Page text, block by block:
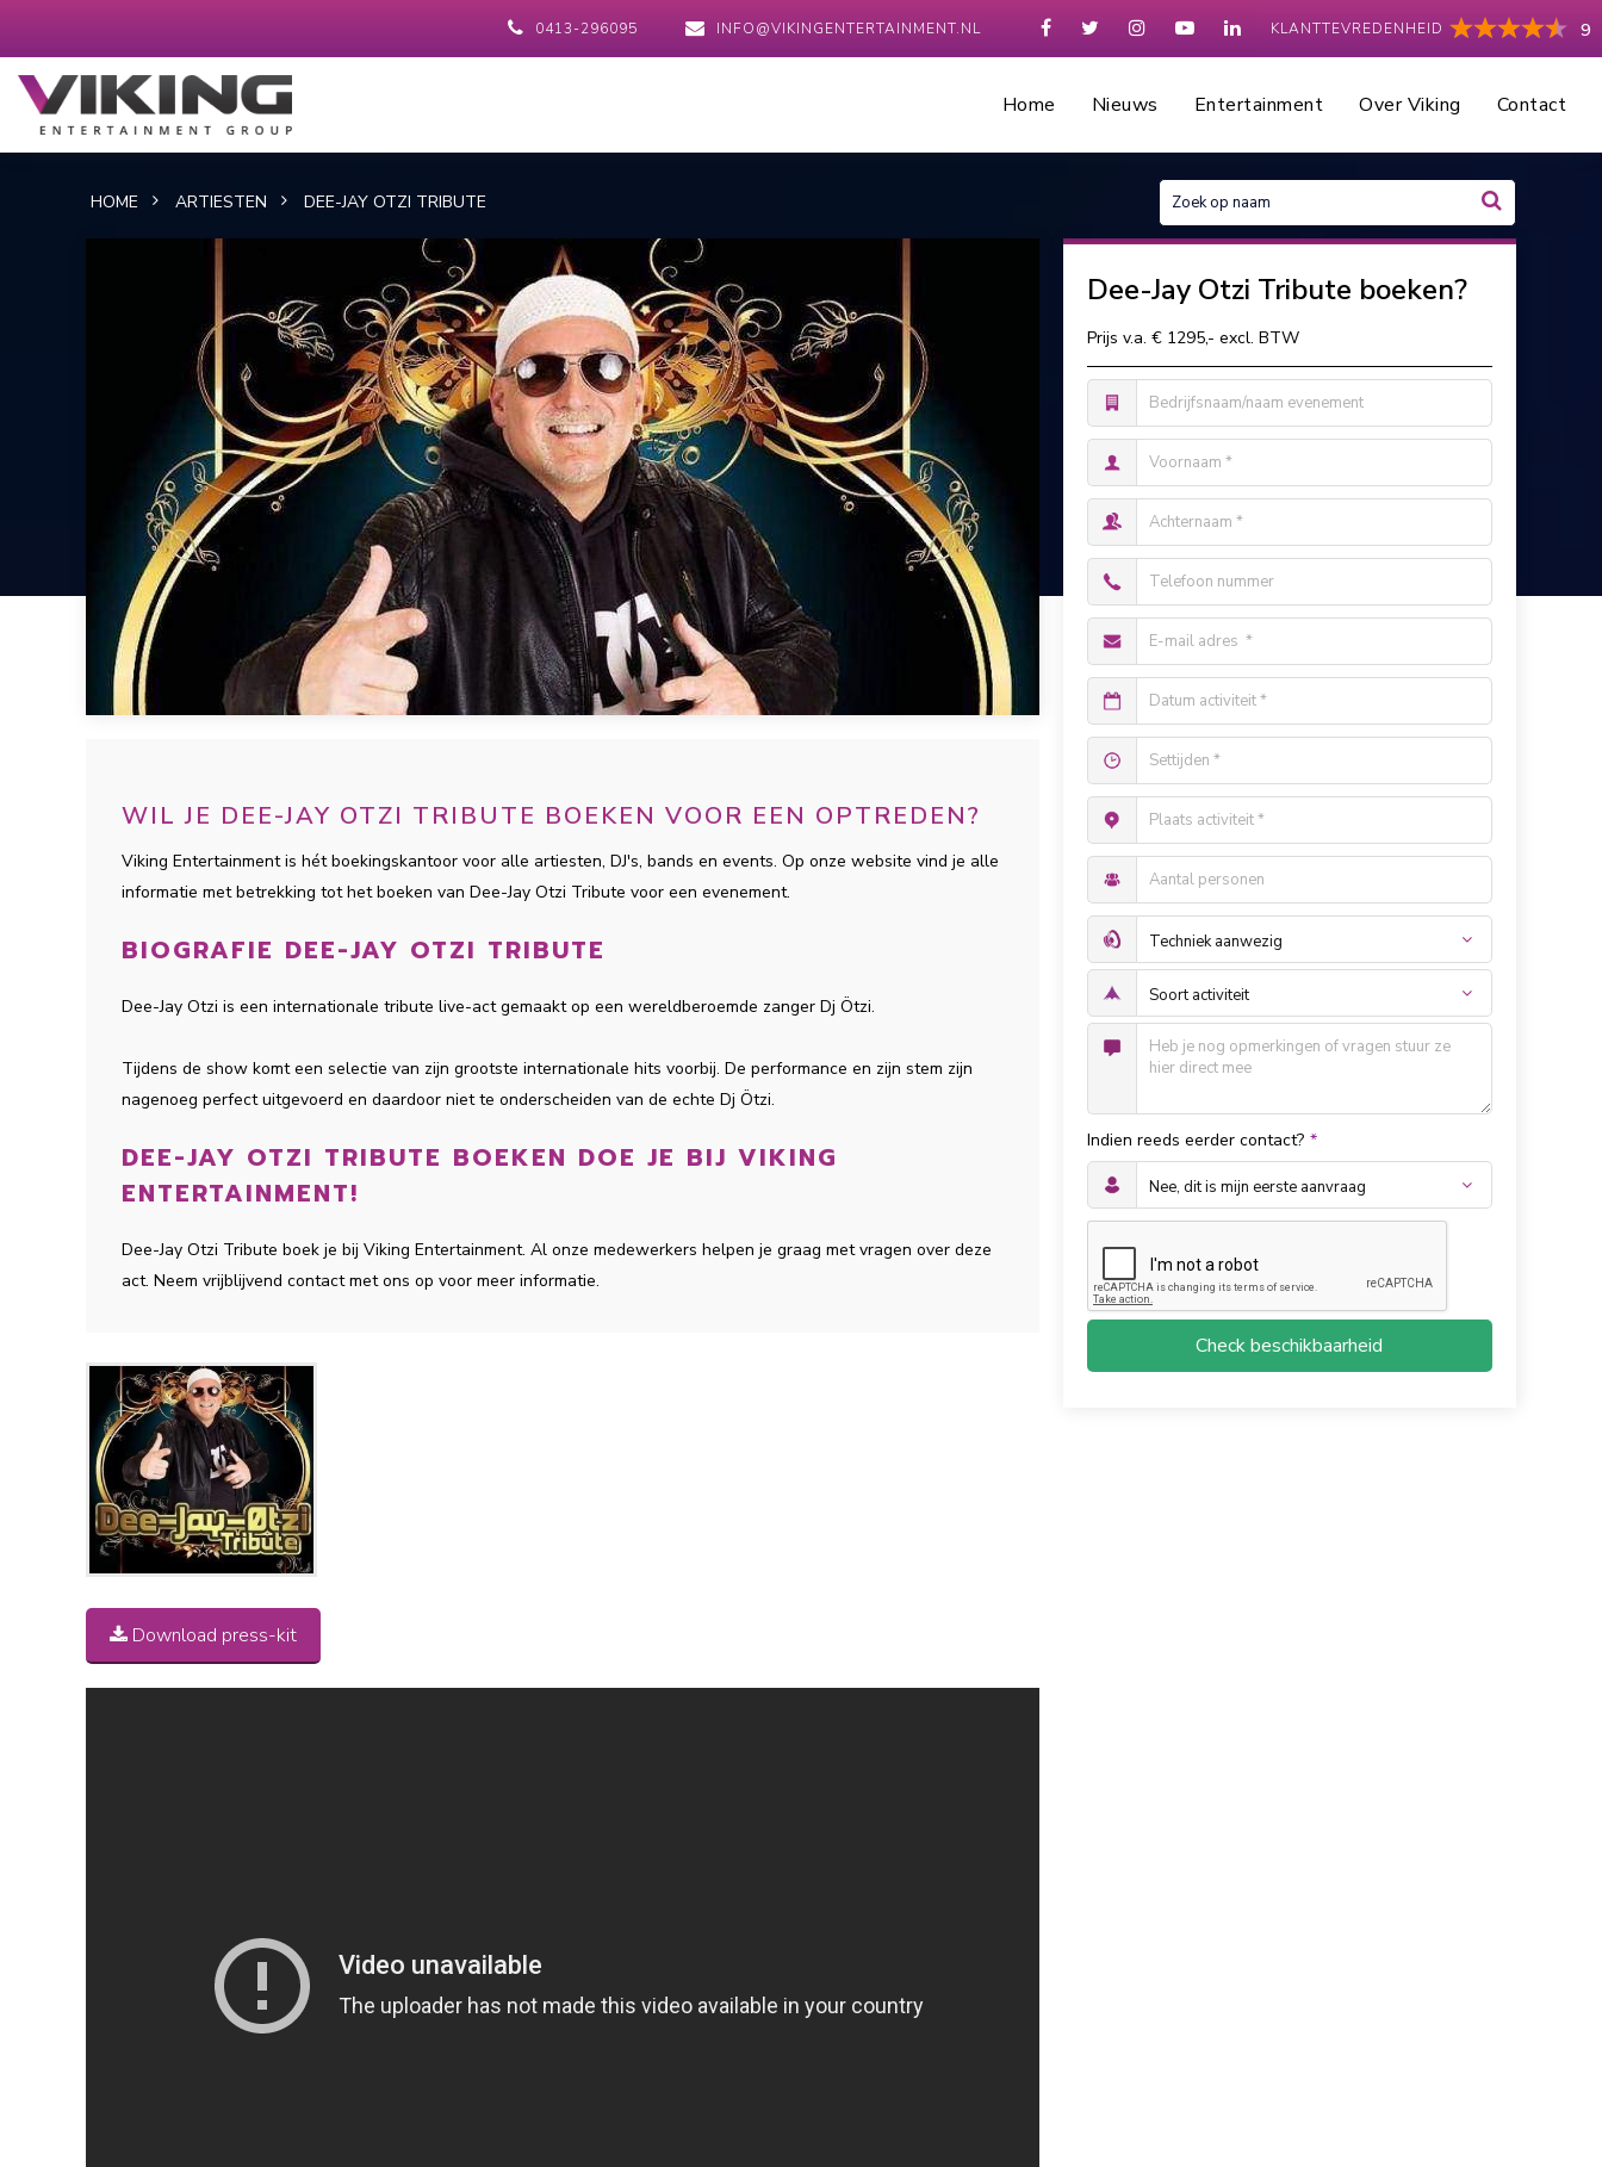
KLANTTEVREDENHEID 9
0413-296095 INFO@VIKINGENTERTAINMENT.NL
Home Nieuws Entertainment Over Viking Contact
HOME ARTIESTEN DEE-JAY OTZI TRIBUTE
WIL JE DEE-JAY OTZI TRIBUTE BOEKEN VOOR EEN OPTREDEN?
Viking Entertainment is hét boekingskantoor voor alle artiesten, DJ's, bands en events. Op onze website vind je alle
informatie met betrekking tot het boeken van Dee-Jay Otzi Tribute voor een evenement.
BIOGRAFIE DEE-JAY OTZI TRIBUTE
Dee-Jay Otzi is een internationale tribute live-act gemaakt op een wereldberoemde zanger Dj Ötzi.
Tijdens de show komt een selectie van zijn grootste internationale hits voorbij. De performance en zijn stem zijn
nagenoeg perfect uitgevoerd en daardoor niet te onderscheiden van de echte Dj Ötzi.
DEE-JAY OTZI TRIBUTE BOEKEN DOE JE BIJ VIKING
ENTERTAINMENT!
Dee-Jay Otzi Tribute boek je bij Viking Entertainment. Al onze medewerkers helpen je graag met vragen over deze
act. Neem vrijblijvend contact met ons op voor meer informatie.
Download press-kit
Dee-Jay Otzi Tribute boeken?
Prijs v.a. € 1295,- excl. BTW
Indien reeds eerder contact? *
Check beschikbaarheid